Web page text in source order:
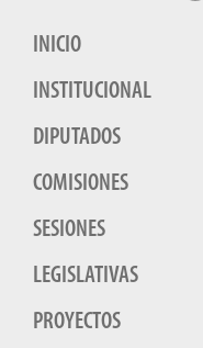
INICIO
INSTITUCIONAL
DIPUTADOS
COMISIONES
SESIONES
LEGISLATIVAS
PROYECTOS